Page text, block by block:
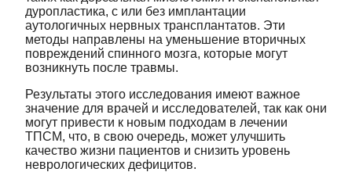
дуропластика, с или без имплантации
аутологичных нервных трансплантатов. Эти
методы направлены на уменьшение вторичных
повреждений спинного мозга, которые могут
возникнуть после травмы.
Результаты этого исследования имеют важное
значение для врачей и исследователей, так как они
могут привести к новым подходам в лечении
ТПСМ, что, в свою очередь, может улучшить
качество жизни пациентов и снизить уровень
неврологических дефицитов.